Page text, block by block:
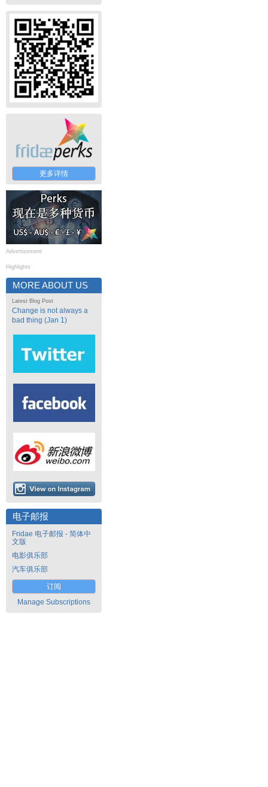
更多详情
Advertisement
Highlights
MORE ABOUT US
Latest Blog Post
Change is not always a
bad thing (Jan 1)
电子邮报
Fridae 电子邮报 - 简体中
文版
电影俱乐部
汽车俱乐部
订阅
Manage Subscriptions